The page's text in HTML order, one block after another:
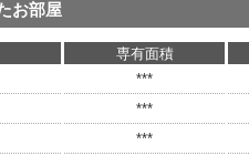
お部屋
専有面積
***
***
***